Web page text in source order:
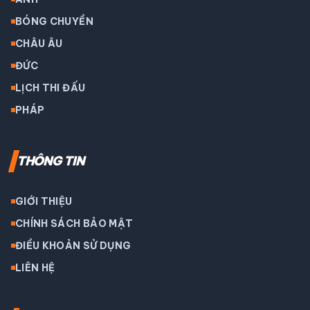
BÓNG CHUYỀN
CHÂU ÂU
ĐỨC
LỊCH THI ĐẤU
PHÁP
THÔNG TIN
GIỚI THIỆU
CHÍNH SÁCH BẢO MẬT
ĐIỀU KHOẢN SỬ DỤNG
LIÊN HỆ